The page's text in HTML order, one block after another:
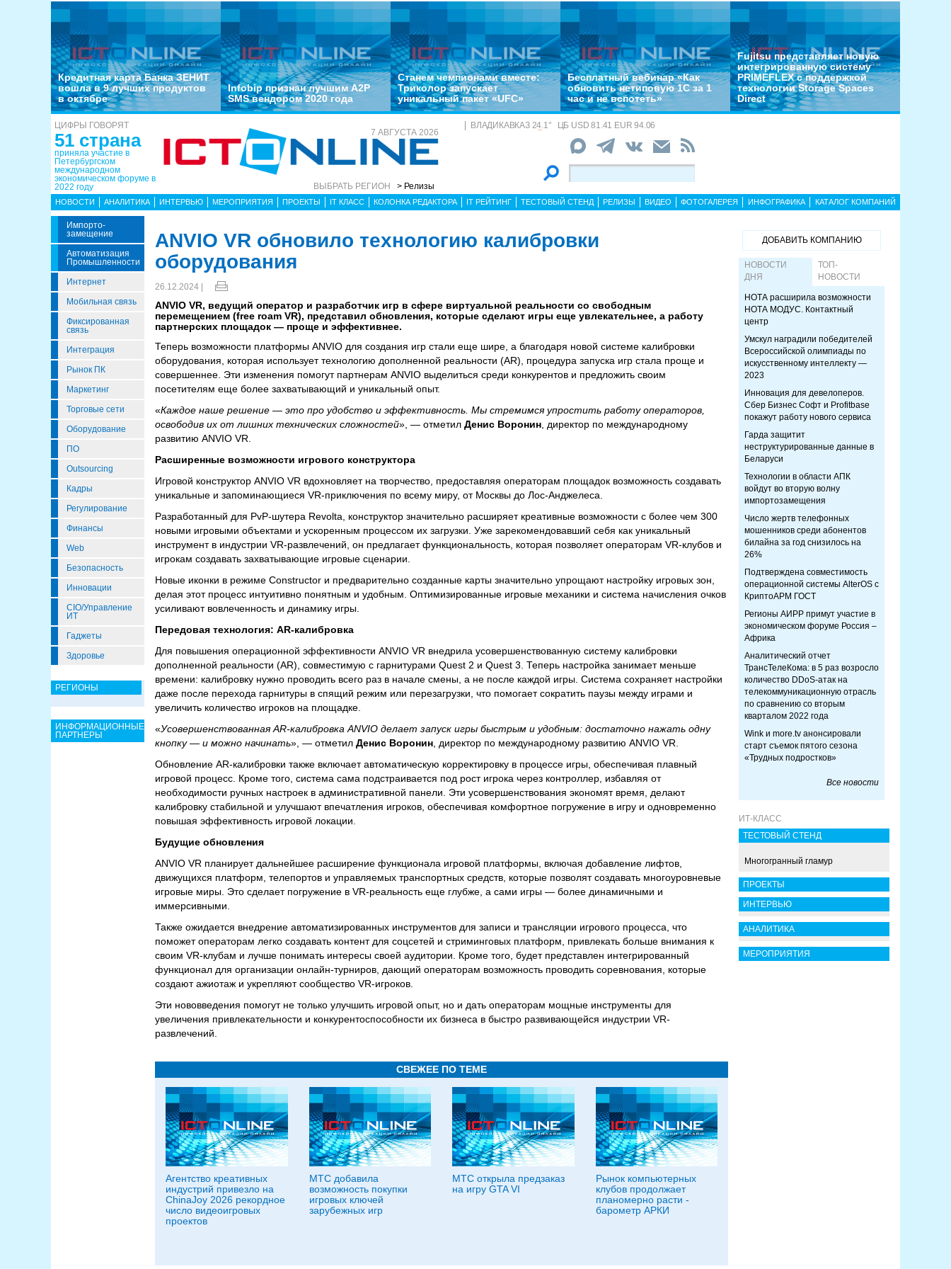
Кредитная карта Банка ЗЕНИТ
вошла в 9 лучших продуктов
в октябре
Infobip признан лучшим A2P
SMS вендором 2020 года
Станем чемпионами вместе:
Триколор запускает
уникальный пакет «UFC»
Бесплатный вебинар «Как
обновить нетиповую 1С за 1
час и не вспотеть»
Fujitsu представляет новую
интегрированную систему
PRIMEFLEX с поддержкой
технологии Storage Spaces
Direct
ЦИФРЫ ГОВОРЯТ
51 страна
приняла участие в
Петербургском
международном
экономическом форуме в
2022 году
7 АВГУСТА 2026
ВЫБРАТЬ РЕГИОН > Релизы
ВЛАДИКАВКАЗ 24.1° ЦБ USD 81.41 EUR 94.06
НОВОСТИ АНАЛИТИКА ИНТЕРВЬЮ МЕРОПРИЯТИЯ ПРОЕКТЫ IT КЛАСС КОЛОНКА РЕДАКТОРА IT РЕЙТИНГ ТЕСТОВЫЙ СТЕНД РЕЛИЗЫ ВИДЕО ФОТОГАЛЕРЕЯ ИНФОГРАФИКА КАТАЛОГ КОМПАНИЙ
Импорто­
Замещение
Автоматизация
Промышленности
Интернет
Мобильная связь
Фиксированная
связь
Интеграция
Рынок ПК
Маркетинг
Торговые сети
Оборудование
ПО
Outsourcing
Кадры
Регулирование
Финансы
Web
Безопасность
Инновации
CIO/Управление
ИТ
Гаджеты
Здоровье
РЕГИОНЫ
ИНФОРМАЦИОННЫЕ
ПАРТНЕРЫ
ANVIO VR обновило технологию калибровки
оборудования
26.12.2024 |
ANVIO VR, ведущий оператор и разработчик игр в сфере виртуальной реальности со свободным
перемещением (free roam VR), представил обновления, которые сделают игры еще увлекательнее, а работу
партнерских площадок — проще и эффективнее.
Теперь возможности платформы ANVIO для создания игр стали еще шире, а благодаря новой системе калибровки
оборудования, которая использует технологию дополненной реальности (AR), процедура запуска игр стала проще и
совершеннее. Эти изменения помогут партнерам ANVIO выделиться среди конкурентов и предложить своим
посетителям еще более захватывающий и уникальный опыт.
«Каждое наше решение — это про удобство и эффективность. Мы стремимся упростить работу операторов,
освободив их от лишних технических сложностей», — отметил Денис Воронин , директор по международному
развитию ANVIO VR.
Расширенные возможности игрового конструктора
Игровой конструктор ANVIO VR вдохновляет на творчество, предоставляя операторам площадок возможность создавать
уникальные и запоминающиеся VR-приключения по всему миру, от Москвы до Лос-Анджелеса.
Разработанный для PvP-шутера Revolta, конструктор значительно расширяет креативные возможности с более чем 300
новыми игровыми объектами и ускоренным процессом их загрузки. Уже зарекомендовавший себя как уникальный
инструмент в индустрии VR-развлечений, он предлагает функциональность, которая позволяет операторам VR-клубов и
игрокам создавать захватывающие игровые сценарии.
Новые иконки в режиме Constructor и предварительно созданные карты значительно упрощают настройку игровых зон,
делая этот процесс интуитивно понятным и удобным. Оптимизированные игровые механики и система начисления очков
усиливают вовлеченность и динамику игры.
Передовая технология: AR-калибровка
Для повышения операционной эффективности ANVIO VR внедрила усовершенствованную систему калибровки
дополненной реальности (AR), совместимую с гарнитурами Quest 2 и Quest 3. Теперь настройка занимает меньше
времени: калибровку нужно проводить всего раз в начале смены, а не после каждой игры. Система сохраняет настройки
даже после перехода гарнитуры в спящий режим или перезагрузки, что помогает сократить паузы между играми и
увеличить количество игроков на площадке.
«Усовершенствованная AR-калибровка ANVIO делает запуск игры быстрым и удобным: достаточно нажать одну
кнопку — и можно начинать», — отметил Денис Воронин , директор по международному развитию ANVIO VR.
Обновление AR-калибровки также включает автоматическую корректировку в процессе игры, обеспечивая плавный
игровой процесс. Кроме того, система сама подстраивается под рост игрока через контроллер, избавляя от
необходимости ручных настроек в административной панели. Эти усовершенствования экономят время, делают
калибровку стабильной и улучшают впечатления игроков, обеспечивая комфортное погружение в игру и одновременно
повышая эффективность игровой локации.
Будущие обновления
ANVIO VR планирует дальнейшее расширение функционала игровой платформы, включая добавление лифтов,
движущихся платформ, телепортов и управляемых транспортных средств, которые позволят создавать многоуровневые
игровые миры. Это сделает погружение в VR-реальность еще глубже, а сами игры — более динамичными и
иммерсивными.
Также ожидается внедрение автоматизированных инструментов для записи и трансляции игрового процесса, что
поможет операторам легко создавать контент для соцсетей и стриминговых платформ, привлекать больше внимания к
своим VR-клубам и лучше понимать интересы своей аудитории. Кроме того, будет представлен интегрированный
функционал для организации онлайн-турниров, дающий операторам возможность проводить соревнования, которые
создают ажиотаж и укрепляют сообщество VR-игроков.
Эти нововведения помогут не только улучшить игровой опыт, но и дать операторам мощные инструменты для
увеличения привлекательности и конкурентоспособности их бизнеса в быстро развивающейся индустрии VR-
развлечений.
СВЕЖЕЕ ПО ТЕМЕ
Агентство креативных
индустрий привезло на
ChinaJoy 2026 рекордное
число видеоигровых
проектов
МТС добавила
возможность покупки
игровых ключей
зарубежных игр
МТС открыла предзаказ
на игру GTA VI
Рынок компьютерных
клубов продолжает
планомерно расти -
барометр АРКИ
ДОБАВИТЬ КОМПАНИЮ
НОВОСТИ
ДНЯ
ТОП-
НОВОСТИ
НОТА расширила возможности
НОТА МОДУС. Контактный
центр
Умскул наградили победителей
Всероссийской олимпиады по
искусственному интеллекту —
2023
Инновация для девелоперов.
Сбер Бизнес Софт и Profitbase
покажут работу нового сервиса
Гарда защитит
неструктурированные данные в
Беларуси
Технологии в области АПК
войдут во вторую волну
импортозамещения
Число жертв телефонных
мошенников среди абонентов
билайна за год снизилось на
26%
Подтверждена совместимость
операционной системы AlterOS с
КриптоАРМ ГОСТ
Регионы АИРР примут участие в
экономическом форуме Россия –
Африка
Аналитический отчет
ТрансТелеКома: в 5 раз возросло
количество DDoS-атак на
телекоммуникационную отрасль
по сравнению со вторым
кварталом 2022 года
Wink и more.tv анонсировали
старт съемок пятого сезона
«Трудных подростков»
Все новости
ИТ-КЛАСС
ТЕСТОВЫЙ СТЕНД
Многогранный гламур
ПРОЕКТЫ
ИНТЕРВЬЮ
АНАЛИТИКА
МЕРОПРИЯТИЯ